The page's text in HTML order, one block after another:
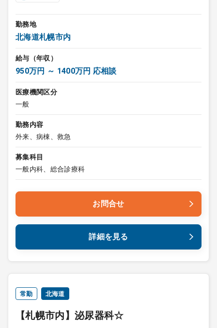
勤務地
北海道札幌市内
給与（年収）
950万円 ～ 1400万円 応相談
医療機関区分
一般
勤務内容
外来、病棟、救急
募集科目
一般内科、総合診療科
お問合せ
詳細を見る
常勤 北海道
【札幌市内】泌尿器科☆